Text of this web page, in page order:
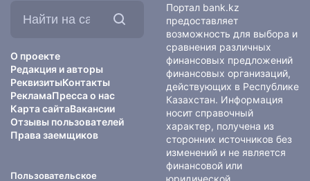
О проекте
Редакция и авторы
РеквизитыКонтакты
РекламаПресса о нас
Карта сайтаВакансии
Отзывы пользователей
Права заемщиков
Пользовательское
Портал bank.kz
предоставляет
возможность для выбора и
сравнения различных
финансовых предложений
финансовых организаций,
действующих в Республике
Казахстан. Информация
носит справочный
характер, получена из
сторонних источников без
изменений и не является
финансовой или
юридической